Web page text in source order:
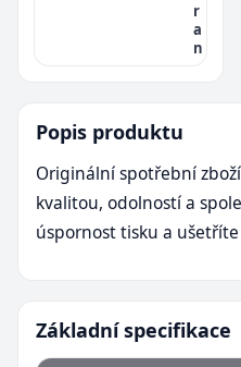
r
a
n
Popis produktu
Originální spotřební
kvalitou, odolností a
úspornost tisku a
Základní specifikace